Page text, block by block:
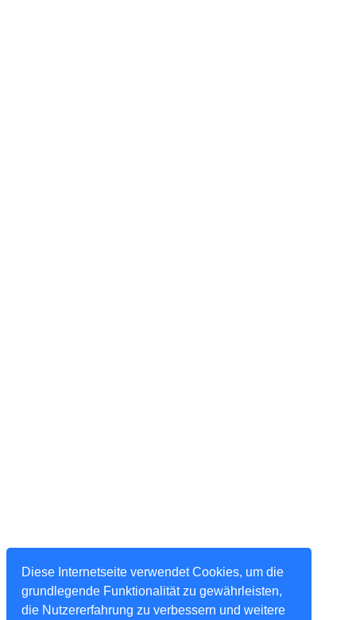
Diese Internetseite verwendet Cookies, um die
grundlegende Funktionalität zu gewährleisten,
die Nutzererfahrung zu verbessern und weitere